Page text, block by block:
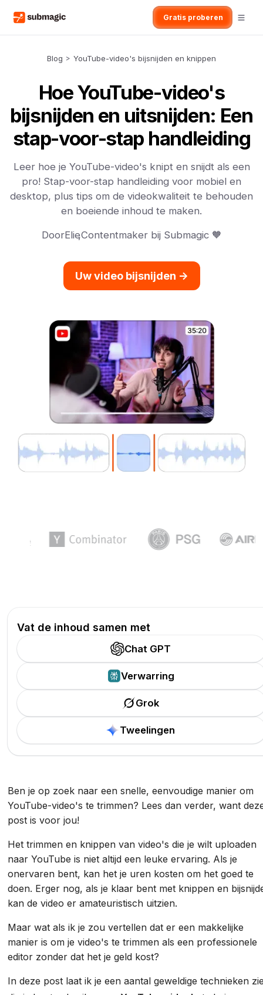
Gratis proberen
Blog > YouTube-video's bijsnijden en knippen
Hoe YouTube-video's
bijsnijden en uitsnijden: Een
stap-voor-stap handleiding
Leer hoe je YouTube-video's knipt en snijdt als een
pro! Stap-voor-stap handleiding voor mobiel en
desktop, plus tips om de videokwaliteit te behouden
en boeiende inhoud te maken.
DoorElie,Contentmaker bij Submagic 🧡
Uw video bijsnijden ->
Vat de inhoud samen met
Chat GPT
Verwarring
Grok
Tweelingen
Ben je op zoek naar een snelle, eenvoudige manier om
YouTube-video's te trimmen? Lees dan verder, want
post is voor jou!
Het trimmen en knippen van video's die je wilt uploaden
naar YouTube is niet altijd een leuke ervaring. Als je
onervaren bent, kan het je uren kosten om het goed te
doen. Erger nog, als je klaar bent met knippen en
kan de video er amateuristisch uitzien.
Maar wat als ik je zou vertellen dat er een makkelijke
manier is om je video's te trimmen als een professionele
editor zonder dat het je geld kost?
In deze post laat ik je een aantal geweldige technieken